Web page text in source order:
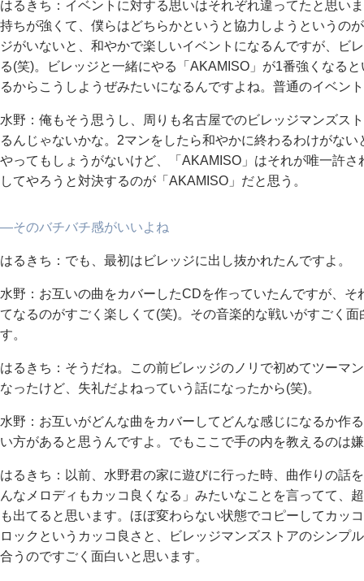
はるきち：イベントに対する思いはそれぞれ違ってたと思い
持ちが強くて、僕らはどちらかというと協力しようというの
ジがいないと、和やかで楽しいイベントになるんですが、ビ
る(笑)。ビレッジと一緒にやる「AKAMISO」が1番強くなる
るからこうしようぜみたいになるんですよね。普通のイベン
水野：俺もそう思うし、周りも名古屋でのビレッジマンズス
るんじゃないかな。2マンをしたら和やかに終わるわけがな
やってもしょうがないけど、「AKAMISO」はそれが唯一許
してやろうと対決するのが「AKAMISO」だと思う。
―そのバチバチ感がいいよね
はるきち：でも、最初はビレッジに出し抜かれたんですよ。
水野：お互いの曲をカバーしたCDを作っていたんですが、
てなるのがすごく楽しくて(笑)。その音楽的な戦いがすごく
す。
はるきち：そうだね。この前ビレッジのノリで初めてツーマ
なったけど、失礼だよねっていう話になったから(笑)。
水野：お互いがどんな曲をカバーしてどんな感じになるか作
い方があると思うんですよ。でもここで手の内を教えるのは
はるきち：以前、水野君の家に遊びに行った時、曲作りの話
んなメロディもカッコ良くなる」みたいなことを言ってて、
も出てると思います。ほぼ変わらない状態でコピーしてカッ
ロックというカッコ良さと、ビレッジマンズストアのシンプ
合うのですごく面白いと思います。